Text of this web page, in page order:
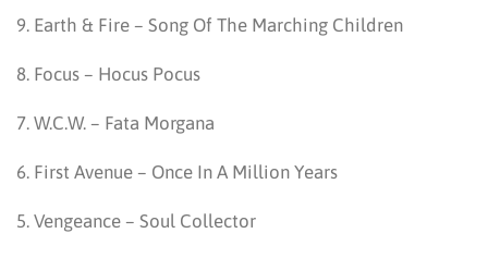
9. Earth & Fire – Song Of The Marching Children
8. Focus – Hocus Pocus
7. W.C.W. – Fata Morgana
6. First Avenue – Once In A Million Years
5. Vengeance – Soul Collector